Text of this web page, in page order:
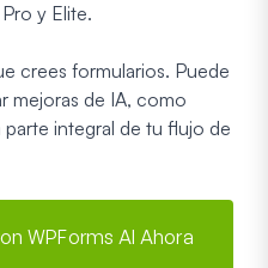
y Elite.
crees formularios. Puede
mejoras de IA, como
integral de tu flujo de
WPForms AI Ahora